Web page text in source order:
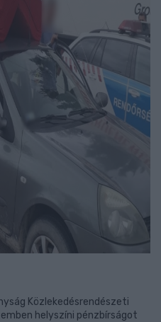
Közlekedésrendészeti
helyszíni pénzbírságot